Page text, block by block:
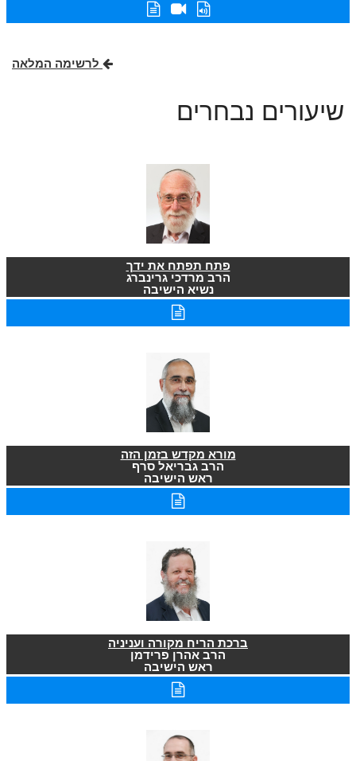
לרשימה המלאה
שיעורים נבחרים
פתח תפתח את ידך
הרב מרדכי גרינברג
נשיא הישיבה
מורא מקדש בזמן הזה
הרב גבריאל סרף
ראש הישיבה
ברכת הריח מקורה ועניניה
הרב אהרן פרידמן
ראש הישיבה